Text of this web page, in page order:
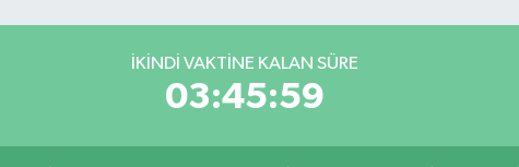
İKINDI VAKTINE KALAN SÜRE
03:45:58